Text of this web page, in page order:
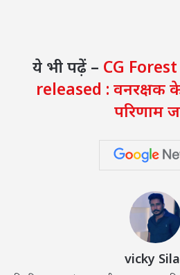
ये भी पढ़ें – CG
released : वनरक्षक
परिणाम
vicky